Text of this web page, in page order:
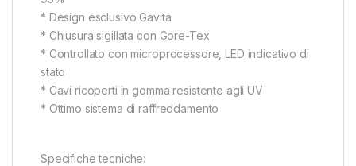
* Design esclusivo Gavita
* Chiusura sigillata con Gore-Tex
* Controllato con microprocessore, LED indicativo di
stato
* Cavi ricoperti in gomma resistente agli UV
* Ottimo sistema di raffreddamento
Specifiche tecniche: